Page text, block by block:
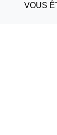
VOUS